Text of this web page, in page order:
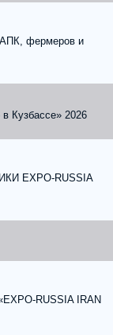
АПК, фермеров и
2026
EXPO-RUSSIA
RUSSIA IRAN